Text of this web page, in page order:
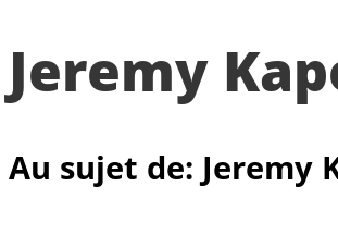
Jeremy
Au sujet de: Jeremy